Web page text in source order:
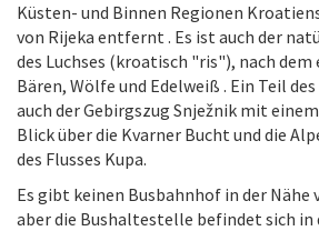
Küsten- und Binnen Regionen
von Rijeka entfernt . Es ist auch der
des Luchses (kroatisch "ris"), nach dem
Bären, Wölfe und Edelweiß . Ein Teil
auch der Gebirgszug Snježnik mit
Blick über die Kvarner Bucht und die
des Flusses Kupa.
Es gibt keinen Busbahnhof in der Nähe
aber die Bushaltestelle befindet sich in